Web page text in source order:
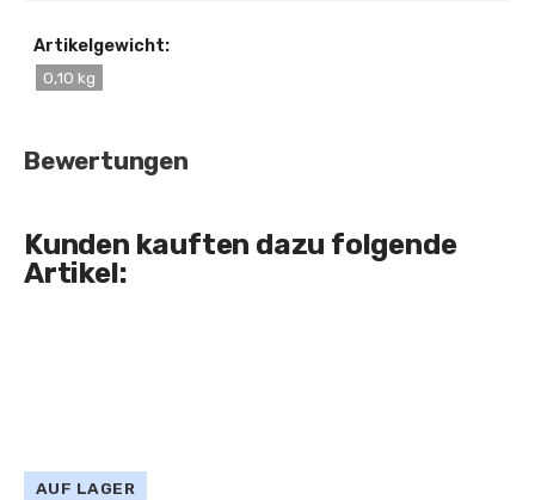
Artikelgewicht:
0,10 kg
Bewertungen
Kunden kauften dazu folgende
Artikel:
AUF LAGER